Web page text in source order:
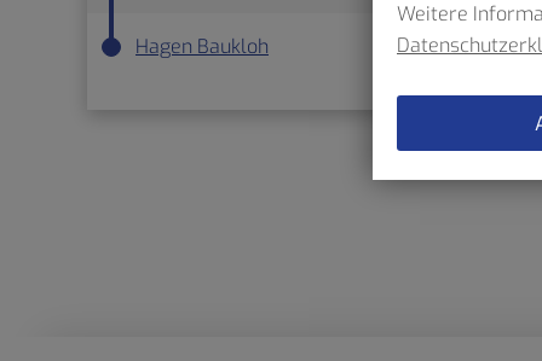
Hagen Baukloh an
Weitere